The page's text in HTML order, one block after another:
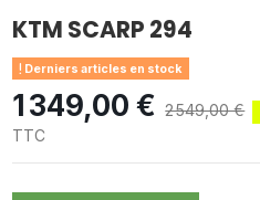
KTM SCARP 294
Derniers articles en stock
1 349,00 € 2 549,00 €
TTC